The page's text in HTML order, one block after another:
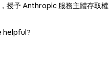
授予 Anthropic 服務主體存取
helpful?